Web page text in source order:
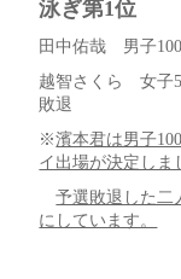
泳ぎ第1位
田中佑哉 男子
越智さくら 女子
敗退
※濱本君は男子
イ出場が決定しま
予選敗退した二
にしています。